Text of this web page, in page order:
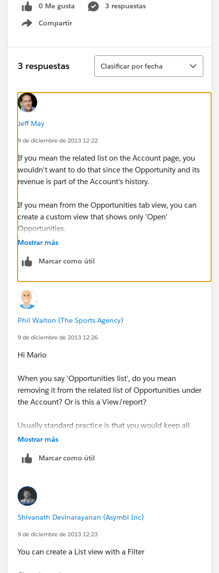
0 Me gusta
3 respuestas
Compartir
Show menu
3 respuestas
Ordenar
Clasificar por fecha
Jeff May
9 de diciembre de 2013 12:22
If you mean the related list on the Account page, you
wouldn't want to do that since the Opportunity and its
revenue is part of the Account's history.
If you mean from the Opportunities tab view, you can
create a custom view that shows only 'Open'
Opportunities.
Mostrar más
Marcar como útil
Phil Walton (The Sports Agency)
9 de diciembre de 2013 12:26
Hi Mario
When you say 'Opportunities list', do you mean
removing it from the related list of Opportunities under
the Account? Or is this a View/report?
Usually standard practice is that you would keep all
Opportunites (i.e. not delete or remove any
at a later date. But of course it is very significant to see
to seal the deal.
Phil
Mostrar más
Marcar como útil
Shivanath Devinarayanan (Asymbl Inc)
9 de diciembre de 2013 12:23
You can create a List view with a Filter